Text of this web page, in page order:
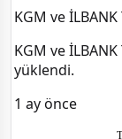
KGM ve
KGM ve
yüklendi.
1 ay önce